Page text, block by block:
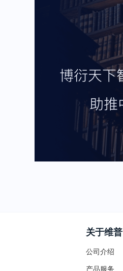
关于维普
公司介绍
产品服务